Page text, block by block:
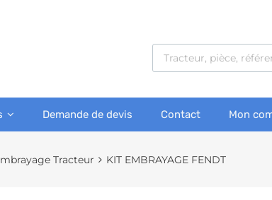
Demande de devis Contact Mon
Tracteur KIT EMBRAYAGE FENDT